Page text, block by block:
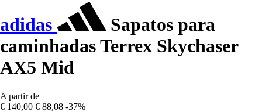
adidas
Sapatos para
caminhadas Terrex Skychaser
AX5 Mid
A partir de
€ 140,00 € 88,08 -37%